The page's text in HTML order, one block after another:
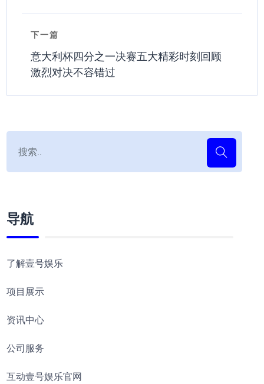
下一篇
意大利杯四分之一决赛五大精彩时刻回顾
激烈对决不容错过
导航
了解壹号娱乐
项目展示
资讯中心
公司服务
互动壹号娱乐官网